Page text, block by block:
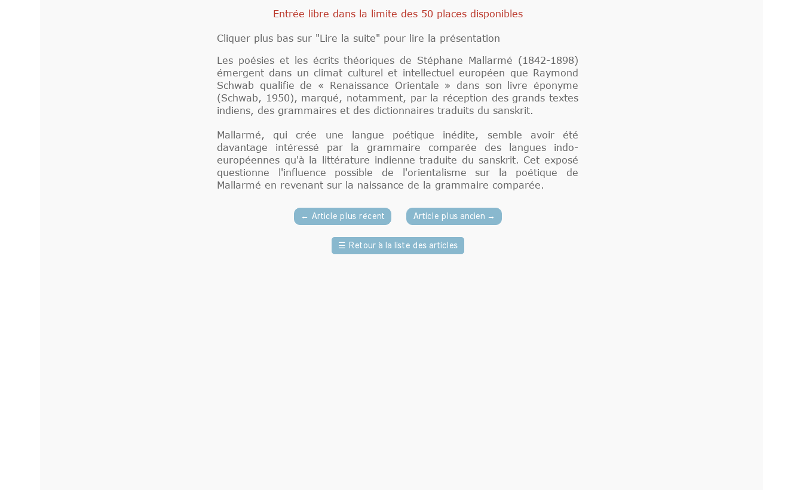
Entrée libre dans la limite des 50 places disponibles
Cliquer plus bas sur "Lire la suite" pour lire la présentation
Les poésies et les écrits théoriques de Stéphane Mallarmé (1842-1898)
émergent dans un climat culturel et intellectuel européen que Raymond
Schwab qualifie de « Renaissance Orientale » dans son livre éponyme
(Schwab, 1950), marqué, notamment, par la réception des grands textes
indiens, des grammaires et des dictionnaires traduits du sanskrit.
Mallarmé, qui crée une langue poétique inédite, semble avoir été
davantage intéressé par la grammaire comparée des langues indo-
européennes qu'à la littérature indienne traduite du sanskrit. Cet exposé
questionne l'influence possible de l'orientalisme sur la poétique de
Mallarmé en revenant sur la naissance de la grammaire comparée.
← Article plus récent Article plus ancien→
☰ Retour à la liste des articles